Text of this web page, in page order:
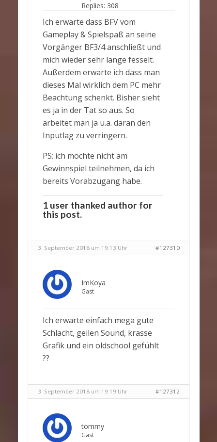
Replies: 308
Ich erwarte dass BFV vom
Gameplay & Spielspaß an seine
Vorgänger BF3/4 anschließt und
mich wieder sehr lange fesselt.
Außerdem erwarte ich dass man
dieses Mal wirklich dem PC mehr
Beachtung schenkt. Bisher sieht
es ja in der Tat so aus. So
arbeitet man ja u.a. daran den
Inputlag zu verringern.
PS: ich möchte nicht am
Gewinnspiel teilnehmen, da ich
bereits Vorabzugang habe.
1 user thanked author for
this post.
3. September 2018 um 19:13 Uhr #127310
ImKoya
Gast
Ich erwarte einfach mega gute
Schlacht, geilen Sound, krasse
Grafik und ein oldschool gefühlt
??
3. September 2018 um 19:19 Uhr #127312
tommy
Gast